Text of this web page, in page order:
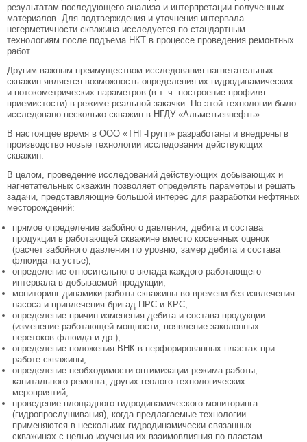
результатам последующего анализа и интерпретации полученных
материалов. Для подтверждения и уточнения интервала
негерметичности скважина исследуется по стандартным
технологиям после подъема НКТ в процессе проведения ремонтных
работ.
Другим важным преимуществом исследования нагнетательных
скважин является возможность определения их гидродинамических
и потокометрических параметров (в т. ч. построение профиля
приемистости) в режиме реальной закачки. По этой технологии было
исследовано несколько скважин в НГДУ «Альметьевнефть».
В настоящее время в ООО «ТНГ-Групп» разработаны и внедрены в
производство новые технологии исследования действующих
скважин.
В целом, проведение исследований действующих добывающих и
нагнетательных скважин позволяет определять параметры и решать
задачи, представляющие большой интерес для разработки нефтяных
месторождений:
прямое определение забойного давления, дебита и состава
продукции в работающей скважине вместо косвенных оценок
(расчет забойного давления по уровню, замер дебита и состава
флюида на устье);
определение относительного вклада каждого работающего
интервала в добываемой продукции;
мониторинг динамики работы скважины во времени без извлечения
насоса и привлечения бригад ПРС и КРС;
определение причин изменения дебита и состава продукции
(изменение работающей мощности, появление заколонных
перетоков флюида и др.);
определение положения ВНК в перфорированных пластах при
работе скважины;
определение необходимости оптимизации режима работы,
капитального ремонта, других геолого-технологических
мероприятий;
проведение площадного гидродинамического мониторинга
(гидропрослушивания), когда предлагаемые технологии
применяются в нескольких гидродинамически связанных
скважинах с целью изучения их взаимовлияния по пластам.